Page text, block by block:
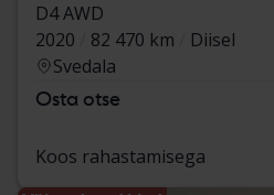
D4 AWD
2020
82 470 km
Diisel
Svedala
Osta otse
Koos rahastamisega